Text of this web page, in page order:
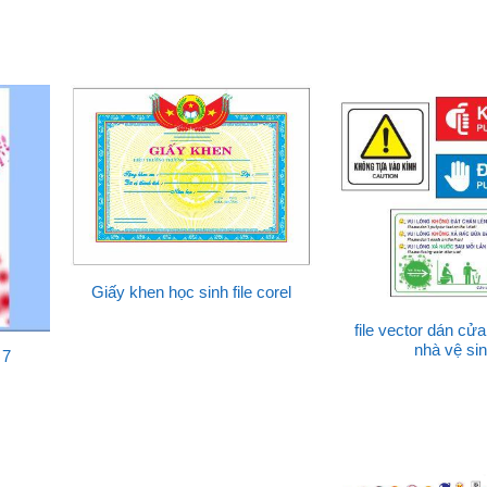
Giấy khen học sinh file corel
file vector dán
nhà vệ